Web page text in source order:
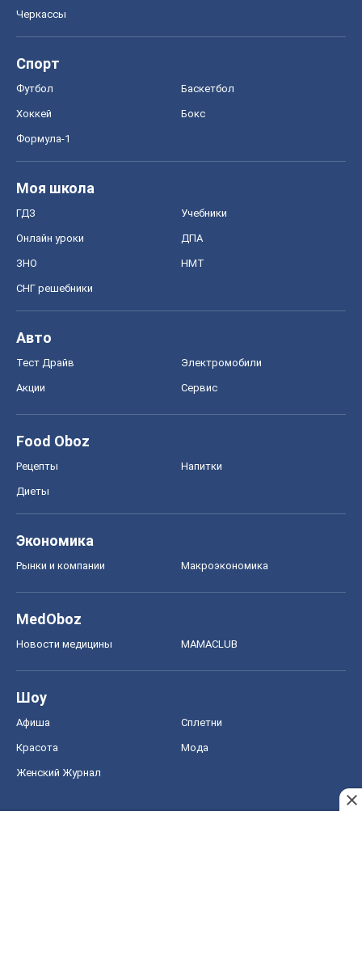
Черкассы
Спорт
Футбол Баскетбол
Хоккей Бокс
Формула-1
Моя школа
ГДЗ Учебники
Онлайн уроки ДПА
ЗНО НМТ
СНГ решебники
Авто
Тест Драйв Электромобили
Акции Сервис
Food Oboz
Рецепты Напитки
Диеты
Экономика
Рынки и компании Mакроэкономика
MedOboz
Новости медицины MAMACLUB
Шоу
Афиша Сплетни
Красота Мода
Женский Журнал